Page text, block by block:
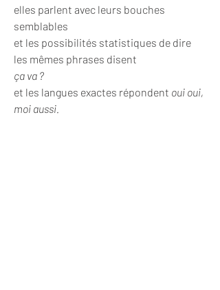
elles parlent avec leurs bouches
semblables
et les possibilités statistiques de dire
les mêmes phrases disent
ça va ?
et les langues exactes répondent oui oui,
moi aussi.